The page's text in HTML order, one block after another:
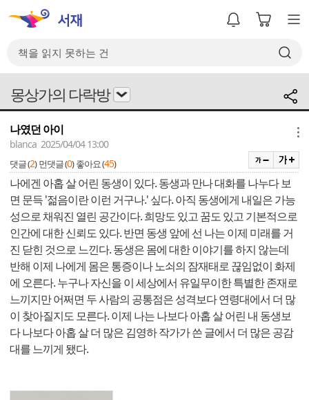
몽상가의 다락방
나였던 아이
blanca 2025/04/04 13:00
댓글 (2) 먼댓글 (0) 좋아요 (45)
나에겐 아홉 살 어린 동생이 있다. 동생과 만나 대화를 나누다 보
면 문득 '젊음이란 이런 거구나.' 싶다. 아직 동생에게 내일은 가능
성으로 채워진 열린 공간이다. 희망도 있고 꿈도 있고 기본적으로
인간에 대한 신뢰도 있다. 반면 동생 앞에 선 나는 이제 미래를 거
진 닫힌 것으로 느낀다. 동생은 몸에 대한 이야기를 하지 않는데
반해 이제 나에게 몸은 통증이나 노쇠의 잠재태로 끊임없이 화제
에 오른다. 누구나 자신을 이 세상에서 유일무이한 특별한 존재로
느끼지만 어쩌면 두 사람의 공통점은 성격보다 연령대에서 더 많
이 찾아질지도 모른다. 이제 나는 나보다 아홉 살 어린 내 동생보
다 나보다 아홉 살 더 많은 김영하 작가가 쓴 글에서 더 많은 공감
대를 느끼게 됐다.